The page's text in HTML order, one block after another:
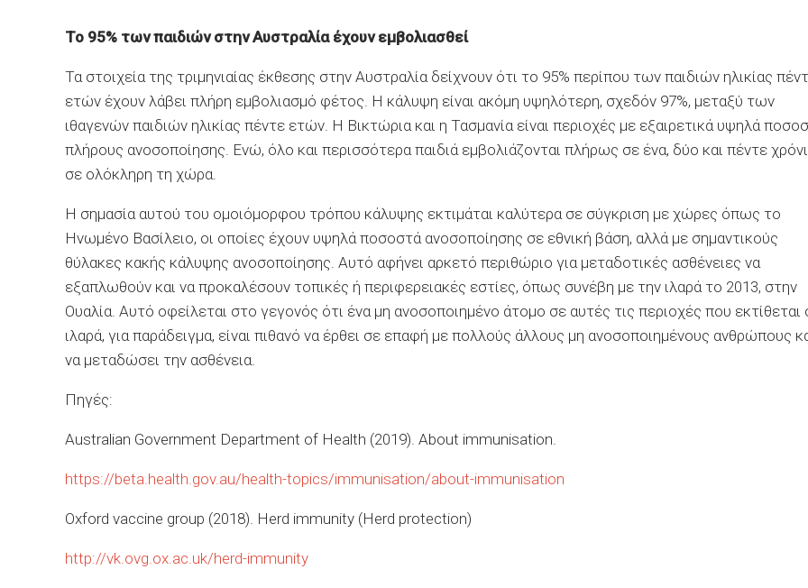
Το 95% των παιδιών στην Αυστραλία έχουν εμβολιασθεί
Τα στοιχεία της τριμηνιαίας έκθεσης στην Αυστραλία δείχνουν ότι το 95% περίπου των παιδιών ηλικίας
ετών έχουν λάβει πλήρη εμβολιασμό φέτος. Η κάλυψη είναι ακόμη υψηλότερη, σχεδόν 97%, μεταξύ των
ιθαγενών παιδιών ηλικίας πέντε ετών. Η Βικτώρια και η Τασμανία είναι περιοχές με εξαιρετικά υψηλά
πλήρους ανοσοποίησης. Ενώ, όλο και περισσότερα παιδιά εμβολιάζονται πλήρως σε ένα, δύο και πέντε
σε ολόκληρη τη χώρα.
Η σημασία αυτού του ομοιόμορφου τρόπου κάλυψης εκτιμάται καλύτερα σε σύγκριση με χώρες όπως το
Ηνωμένο Βασίλειο, οι οποίες έχουν υψηλά ποσοστά ανοσοποίησης σε εθνική βάση, αλλά με σημαντικούς
θύλακες κακής κάλυψης ανοσοποίησης. Αυτό αφήνει αρκετό περιθώριο για μεταδοτικές ασθένειες να
εξαπλωθούν και να προκαλέσουν τοπικές ή περιφερειακές εστίες, όπως συνέβη με την ιλαρά το 2013, στην
Ουαλία. Αυτό οφείλεται στο γεγονός ότι ένα μη ανοσοποιημένο άτομο σε αυτές τις περιοχές που εκτίθεται
ιλαρά, για παράδειγμα, είναι πιθανό να έρθει σε επαφή με πολλούς άλλους μη ανοσοποιημένους ανθρώπους
να μεταδώσει την ασθένεια.
Πηγές:
Australian Government Department of Health (2019). About immunisation.
https://beta.health.gov.au/health-topics/immunisation/about-immunisation
Oxford vaccine group (2018). Herd immunity (Herd protection)
http://vk.ovg.ox.ac.uk/herd-immunity